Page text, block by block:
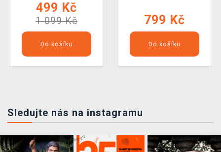
499 Kč
1 099 Kč
Do košíku
799 Kč
Do košíku
Sledujte nás na instagramu